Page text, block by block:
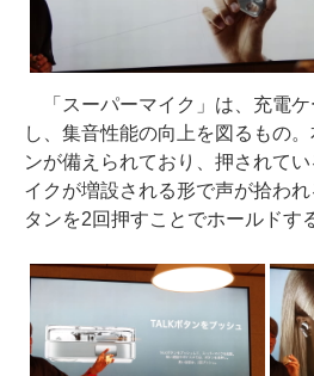
「スーパーマイク」は、充電ケ
し、集音性能の向上を図るもの
ンが備えられており、押されて
イクが増設される形で声が拾わ
タンを2回押すことでホールドす